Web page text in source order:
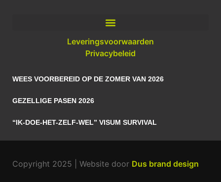
Leveringsvoorwaarden
Privacybeleid
WEES VOORBEREID OP DE ZOMER VAN 2026
GEZELLIGE PASEN 2026
“IK-DOE-HET-ZELF-WEL” VISUM SURVIVAL
Copyright 2025 | Website door Dus brand design